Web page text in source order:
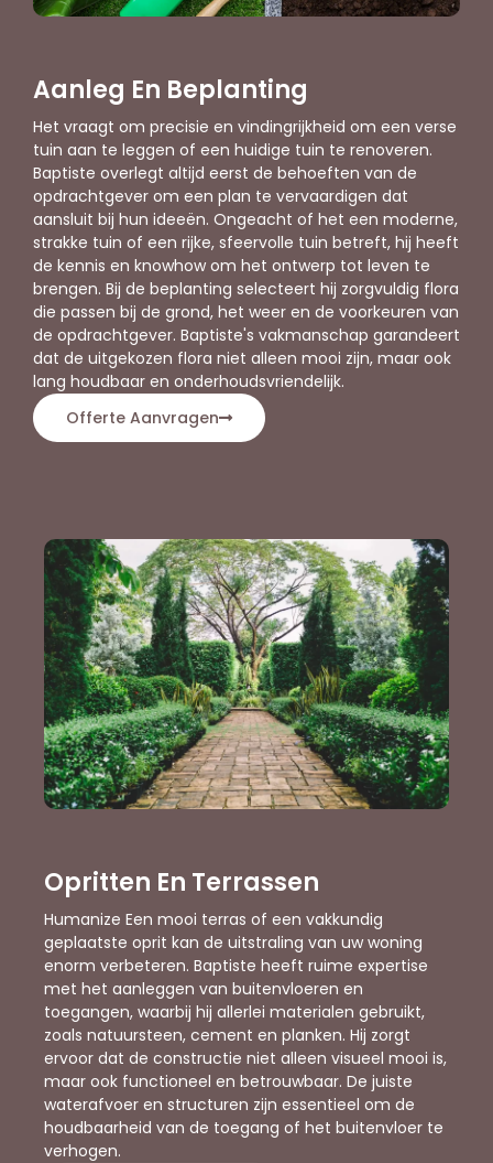
Aanleg En Beplanting
Het vraagt om precisie en vindingrijkheid om een verse
tuin aan te leggen of een huidige tuin te renoveren.
Baptiste overlegt altijd eerst de behoeften van de
opdrachtgever om een plan te vervaardigen dat
aansluit bij hun ideeën. Ongeacht of het een moderne,
strakke tuin of een rijke, sfeervolle tuin betreft, hij heeft
de kennis en knowhow om het ontwerp tot leven te
brengen. Bij de beplanting selecteert hij zorgvuldig flora
die passen bij de grond, het weer en de voorkeuren van
de opdrachtgever. Baptiste's vakmanschap garandeert
dat de uitgekozen flora niet alleen mooi zijn, maar ook
lang houdbaar en onderhoudsvriendelijk.
Offerte Aanvragen
Opritten En Terrassen
Humanize Een mooi terras of een vakkundig
geplaatste oprit kan de uitstraling van uw woning
enorm verbeteren. Baptiste heeft ruime expertise
met het aanleggen van buitenvloeren en
toegangen, waarbij hij allerlei materialen gebruikt,
zoals natuursteen, cement en planken. Hij zorgt
ervoor dat de constructie niet alleen visueel mooi is,
maar ook functioneel en betrouwbaar. De juiste
waterafvoer en structuren zijn essentieel om de
houdbaarheid van de toegang of het buitenvloer te
verhogen.